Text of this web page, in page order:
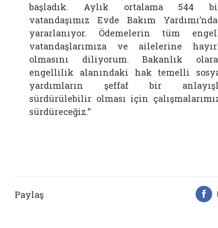
başladık. Aylık ortalama 544
vatandaşımız Evde Bakım
yararlanıyor. Ödemelerin tüm
vatandaşlarımıza ve ailelerine
olmasını diliyorum. Bakanlık
engellilik alanındaki hak temelli
yardımların şeffaf bir
sürdürülebilir olması için
sürdüreceğiz.”
Paylaş